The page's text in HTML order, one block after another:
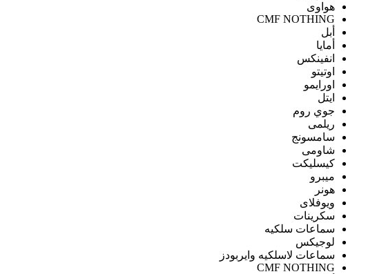
هواوى
CMF NOTHING
أبل
أمايا
انفينكس
اوتيتو
اورايمو
ايتل
جوي روم
ريلمى
سامسونج
شاومى
كيسليكت
ميبرو
هونر
ويوفلاى
سكرينات
سماعات سلكيه
لوجيكس
سماعات لاسلكيه وايربودز
CMF NOTHING